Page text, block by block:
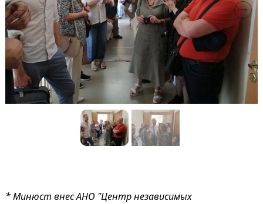
* Минюст внес АНО "Центр независимых